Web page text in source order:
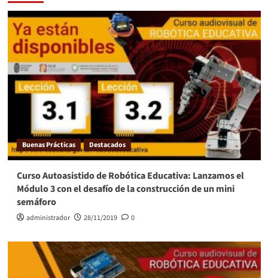
Buenas Prácticas Destacados
Curso Autoasistido de Robótica Educativa: Lanzamos el
Módulo 3 con el desafío de la construcción de un mini
semáforo
administrador 28/11/2019 0